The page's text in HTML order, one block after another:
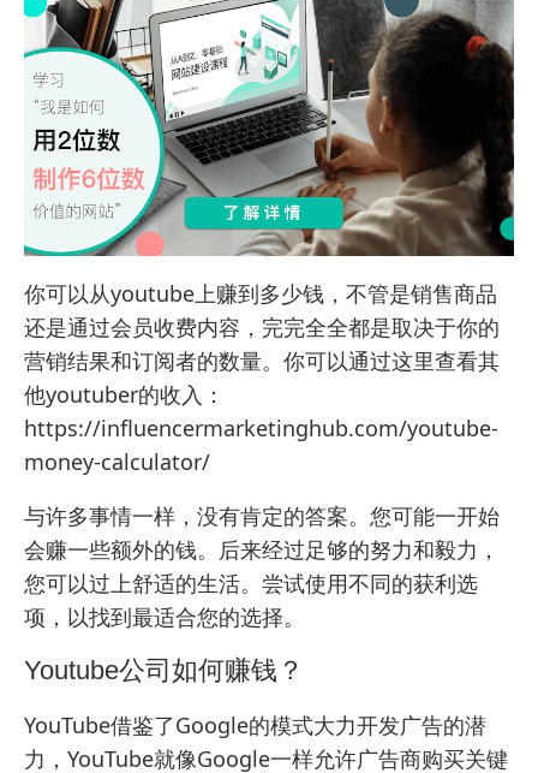
你可以从youtube上赚到多少钱，不管是销售商品
还是通过会员收费内容，完完全全都是取决于你的
营销结果和订阅者的数量。你可以通过这里查看其
他youtuber的收入：
https://influencermarketinghub.com/youtube-
money-calculator/
与许多事情一样，没有肯定的答案。您可能一开始
会赚一些额外的钱。后来经过足够的努力和毅力，
您可以过上舒适的生活。尝试使用不同的获利选
项，以找到最适合您的选择。
Youtube公司如何赚钱？
YouTube借鉴了Google的模式大力开发广告的潜
力，YouTube就像Google一样允许广告商购买关键